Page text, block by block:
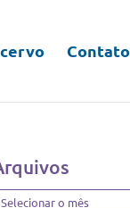
Contato
Arquivos